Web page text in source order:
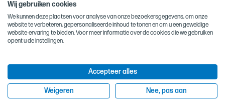
Gedragscode
©Lutec Luchttechniek, 2026
Wij gebruiken cookies
We kunnen deze plaatsen voor analyse van onze bezoekersgegevens, om onze
website te verbeteren, gepersonaliseerde inhoud te tonen en om u een geweldige
website-ervaring te bieden. Voor meer informatie over de cookies die we gebruiken
opent u de instellingen.
Accepteer alles
Weigeren Nee, pas aan